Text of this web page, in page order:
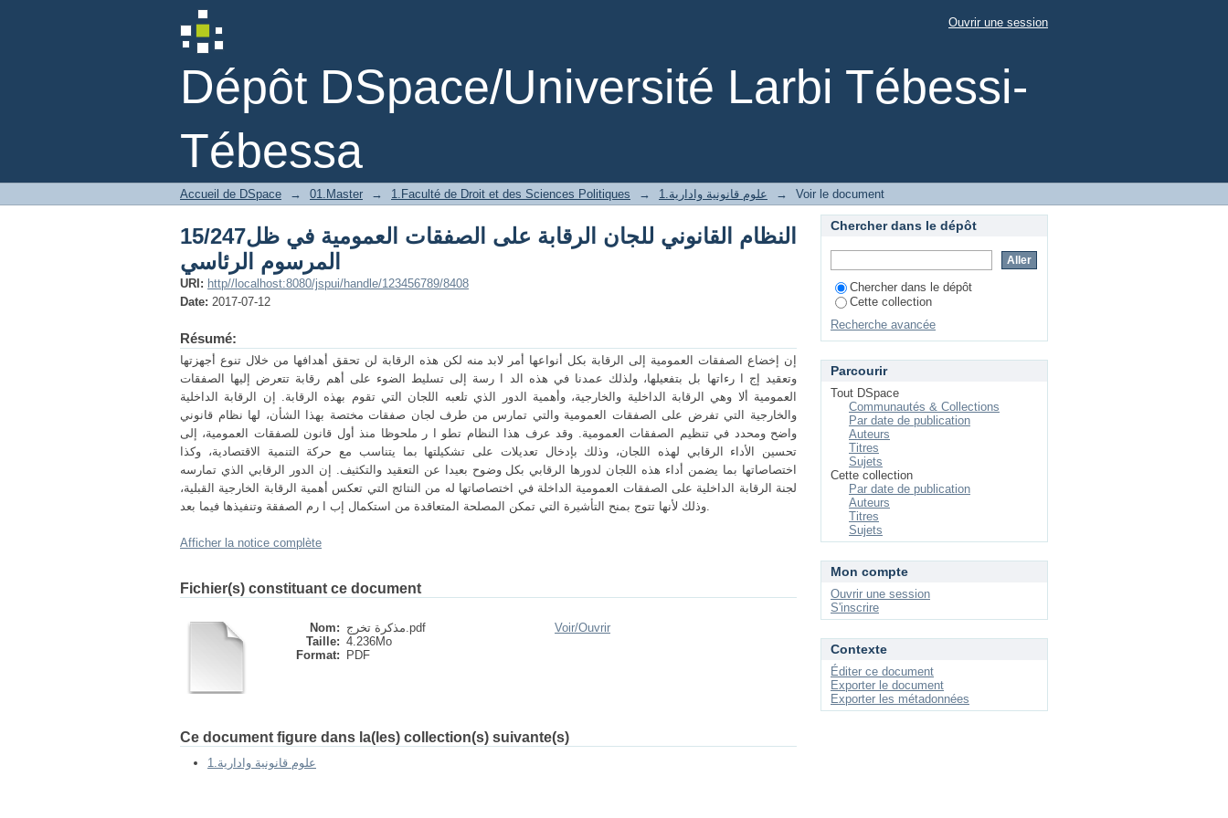
Dépôt DSpace/Université Larbi Tébessi-
Tébessa
15/247النظام القانوني للجان الرقابة على الصفقات العمومية في ظل المرسوم الرئاسيOuvrir une session
Accueil de DSpace → 01.Master → 1.Faculté de Droit et des Sciences Politiques → 1.علوم قانونية وادارية → Voir le document
15/247النظام القانوني للجان الرقابة على الصفقات العمومية في ظل
المرسوم الرئاسي
URI: http//localhost:8080/jspui/handle/123456789/8408
Date: 2017-07-12
Résumé:
إن إخضاع الصفقات العمومية إلى الرقابة بكل أنواعها أمر لابد منه لكن هذه الرقابة لن تحقق أهدافها من خلال تنوع أجهزتها
وتعقيد إج ا رءاتها بل بتفعيلها، ولذلك عمدنا في هذه الد ا رسة إلى تسليط الضوء على أهم رقابة تتعرض إليها الصفقات
العمومية ألا وهي الرقابة الداخلية والخارجية، وأهمية الدور الذي تلعبه اللجان التي تقوم بهذه الرقابة. إن الرقابة الداخلية
والخارجية التي تفرض على الصفقات العمومية والتي تمارس من طرف لجان صفقات مختصة بهذا الشأن، لها نظام قانوني
واضح ومحدد في تنظيم الصفقات العمومية. وقد عرف هذا النظام تطو ا ر ملحوظا منذ أول قانون للصفقات العمومية، إلى
تحسين الأداء الرقابي لهذه اللجان، وذلك بإدخال تعديلات على تشكيلتها بما يتناسب مع حركة التنمية الاقتصادية، وكذا
اختصاصاتها بما يضمن أداء هذه اللجان لدورها الرقابي بكل وضوح بعيدا عن التعقيد والتكثيف. إن الدور الرقابي الذي تمارسه
لجنة الرقابة الداخلية على الصفقات العمومية الداخلة في اختصاصاتها له من النتائج التي تعكس أهمية الرقابة الخارجية القبلية،
وذلك لأنها تتوج بمنح التأشيرة التي تمكن المصلحة المتعاقدة من استكمال إب ا رم الصفقة وتنفيذها فيما بعد.
Afficher la notice complète
Fichier(s) constituant ce document
Nom:
مذكرة تخرج.pdf
Taille: 4.236Mo
Format:
PDF
Voir/Ouvrir
Ce document figure dans la(les) collection(s) suivante(s)
1.علوم قانونية وادارية
Chercher dans le dépôt
Chercher dans le dépôt
Cette collection
Recherche avancée
Parcourir
Tout DSpace
Communautés & Collections
Par date de publication
Auteurs
Titres
Sujets
Cette collection
Par date de publication
Auteurs
Titres
Sujets
Mon compte
Ouvrir une session
S'inscrire
Contexte
Éditer ce document
Exporter le document
Exporter les métadonnées